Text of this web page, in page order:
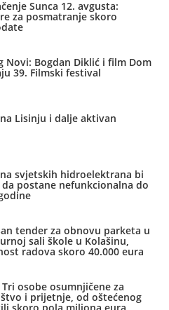
Sunca 12. avgusta:
za posmatranje skoro
Novi: Bogdan Diklić i film Dom
39. Filmski festival
Lisinju i dalje aktivan
svjetskih hidroelektrana bi
da postane nefunkcionalna do
tender za obnovu parketa u
sali škole u Kolašinu,
radova skoro 40.000 eura
osobe osumnjičene za
i prijetnje, od oštećenog